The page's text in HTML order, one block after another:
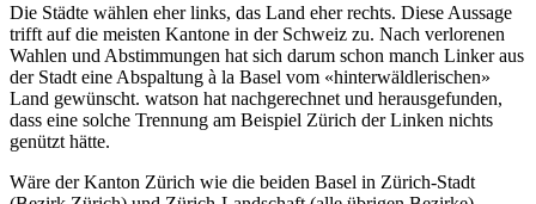
Die Städte wählen eher links, das Land eher rechts. Diese Aussage
trifft auf die meisten Kantone in der Schweiz zu. Nach verlorenen
Wahlen und Abstimmungen hat sich darum schon manch Linker aus
der Stadt eine Abspaltung à la Basel vom «hinterwäldlerischen»
Land gewünscht. watson hat nachgerechnet und herausgefunden,
dass eine solche Trennung am Beispiel Zürich der Linken nichts
genützt hätte.
Wäre der Kanton Zürich wie die beiden Basel in Zürich-Stadt